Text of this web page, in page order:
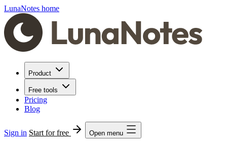
LunaNotes home
Product
Free tools
Pricing
Blog
Sign in Start for free Open menu